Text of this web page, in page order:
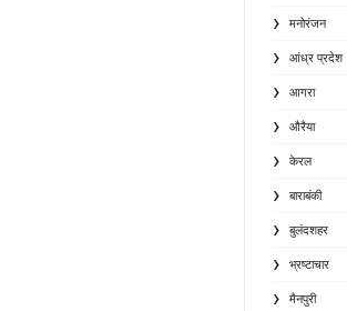
मनोरंजन
आंध्र प्रदेश
आगरा
औरैया
केरल
बाराबंकी
बुलंदशहर
भ्रष्टाचार
मैनपुरी